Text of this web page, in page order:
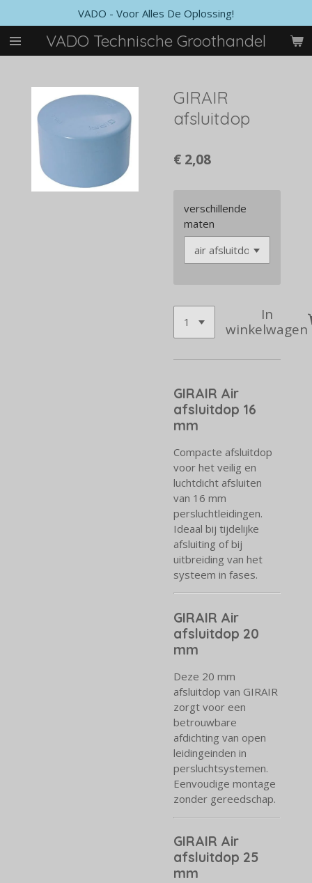
direct
naar
de
VADO Technische Groothandel
VADO - Voor Alles De Oplossing!
GIRAIR
afsluitdop
€ 2,08
verschillende
maten
In
winkelwagen
GIRAIR Air
afsluitdop 16
mm
Compacte afsluitdop
voor het veilig en
luchtdicht afsluiten
van 16 mm
persluchtleidingen.
Ideaal bij tijdelijke
afsluiting of bij
uitbreiding van het
systeem in fases.
GIRAIR Air
afsluitdop 20
mm
Deze 20 mm
afsluitdop van GIRAIR
zorgt voor een
betrouwbare
afdichting van open
leidingeinden in
persluchtsystemen.
Eenvoudige montage
zonder gereedschap.
GIRAIR Air
afsluitdop 25
mm